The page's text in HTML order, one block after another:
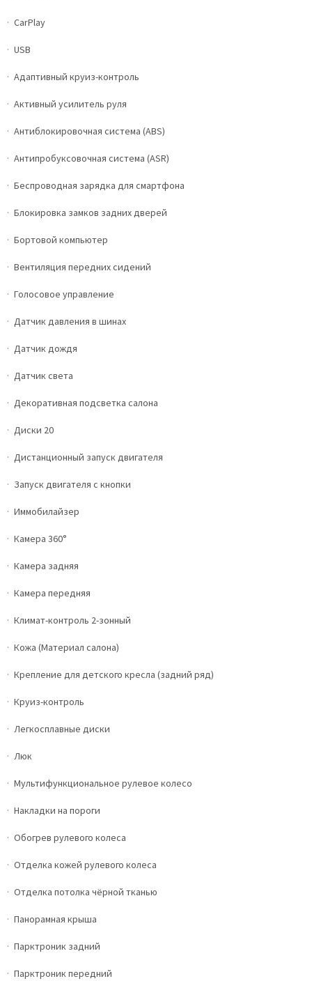
CarPlay
USB
Адаптивный круиз-контроль
Активный усилитель руля
Антиблокировочная система (ABS)
Антипробуксовочная система (ASR)
Беспроводная зарядка для смартфона
Блокировка замков задних дверей
Бортовой компьютер
Вентиляция передних сидений
Голосовое управление
Датчик давления в шинах
Датчик дождя
Датчик света
Декоративная подсветка салона
Диски 20
Дистанционный запуск двигателя
Запуск двигателя с кнопки
Иммобилайзер
Камера 360°
Камера задняя
Камера передняя
Климат-контроль 2-зонный
Кожа (Материал салона)
Крепление для детского кресла (задний ряд)
Круиз-контроль
Легкосплавные диски
Люк
Мультифункциональное рулевое колесо
Накладки на пороги
Обогрев рулевого колеса
Отделка кожей рулевого колеса
Отделка потолка чёрной тканью
Панорамная крыша
Парктроник задний
Парктроник передний